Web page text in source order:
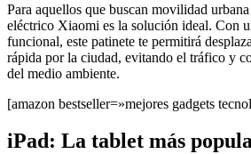
Para aquellos que buscan movilidad
eléctrico Xiaomi es la solución ideal. Con
funcional, este patinete te permitirá
rápida por la ciudad, evitando el tráfico y
del medio ambiente.
[amazon bestseller=»mejores gadgets
iPad: La tablet más